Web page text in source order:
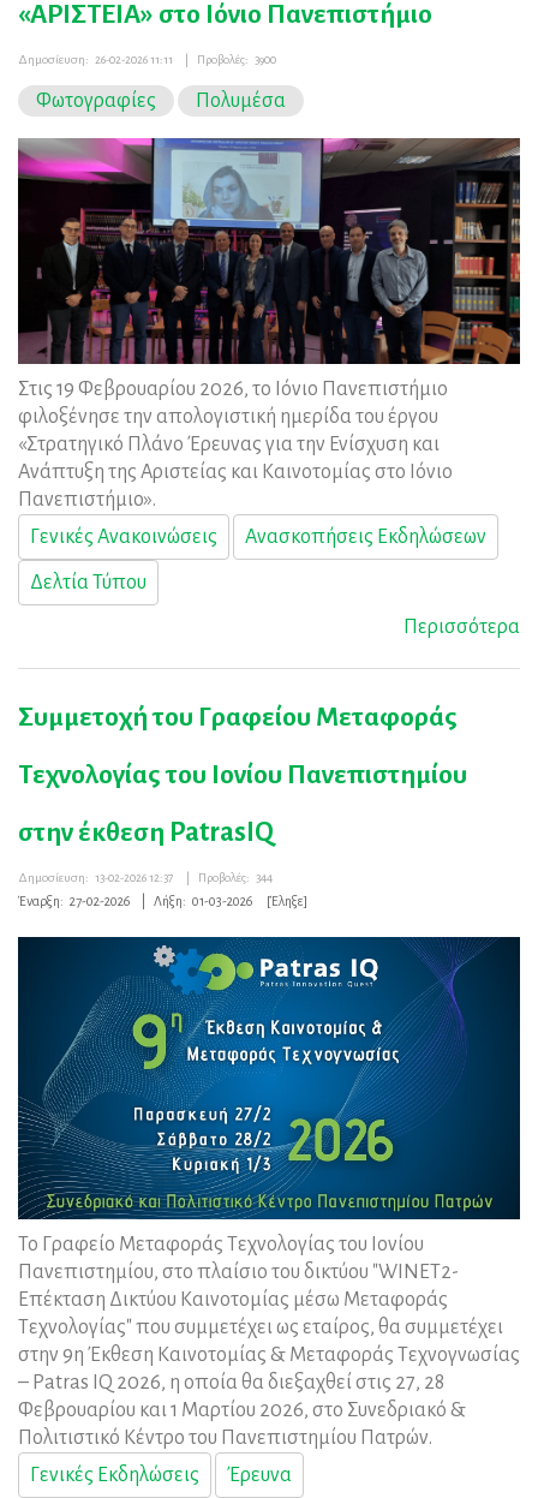
«ΑΡΙΣΤΕΙΑ» στο Ιόνιο Πανεπιστήμιο
Δημοσίευση: 26-02-2026 11:11 Προβολές: 3900
Φωτογραφίες Πολυμέσα
Στις 19 Φεβρουαρίου 2026, το Ιόνιο Πανεπιστήμιο
φιλοξένησε την απολογιστική ημερίδα του έργου
«Στρατηγικό Πλάνο Έρευνας για την Ενίσχυση και
Ανάπτυξη της Αριστείας και Καινοτομίας στο Ιόνιο
Πανεπιστήμιο».
Γενικές Ανακοινώσεις
Ανασκοπήσεις Εκδηλώσεων
Δελτία Τύπου
Περισσότερα
Συμμετοχή του Γραφείου Μεταφοράς
Τεχνολογίας του Ιονίου Πανεπιστημίου
στην έκθεση PatrasIQ
Δημοσίευση: 13-02-2026 12:37 Προβολές: 344
Έναρξη: 27-02-2026 Λήξη: 01-03-2026 [Έληξε]
Το Γραφείο Μεταφοράς Τεχνολογίας του Ιονίου
Πανεπιστημίου, στο πλαίσιο του δικτύου "WINET2-
Επέκταση Δικτύου Καινοτομίας μέσω Μεταφοράς
Τεχνολογίας" που συμμετέχει ως εταίρος, θα συμμετέχει
στην 9η Έκθεση Καινοτομίας & Μεταφοράς Τεχνογνωσίας
– Patras IQ 2026, η οποία θα διεξαχθεί στις 27, 28
Φεβρουαρίου και 1 Μαρτίου 2026, στο Συνεδριακό &
Πολιτιστικό Κέντρο του Πανεπιστημίου Πατρών.
Γενικές Εκδηλώσεις
Έρευνα